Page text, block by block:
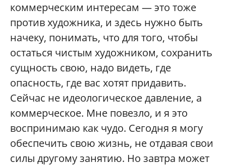
коммерческим интересам — это тоже
против художника, и здесь нужно быть
начеку, понимать, что для того, чтобы
остаться чистым художником, сохранить
сущность свою, надо видеть, где
опасность, где вас хотят придавить.
Сейчас не идеологическое давление, а
коммерческое. Мне повезло, и я это
воспринимаю как чудо. Сегодня я могу
обеспечить свою жизнь, не отдавая свои
силы другому занятию. Но завтра может